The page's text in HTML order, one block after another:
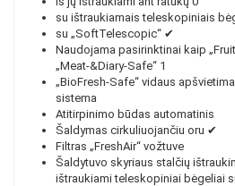
su ištraukiamais teleskopiniais
su „SoftTelescopic“ ✔
Naudojama pasirinktinai kaip
„Meat-&Diary-Safe“ 1
„BioFresh-Safe“ vidaus
sistema
Atitirpinimo būdas automatinis
Šaldymas cirkuliuojančiu oru ✔
Filtras „FreshAir“ vožtuve
Šaldytuvo skyriaus stalčių
ištraukiami teleskopiniai bėgeliai